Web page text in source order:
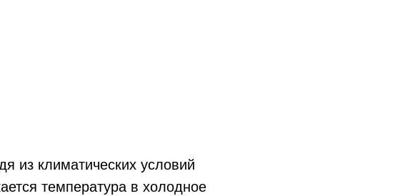
из климатических условий
температура в холодное